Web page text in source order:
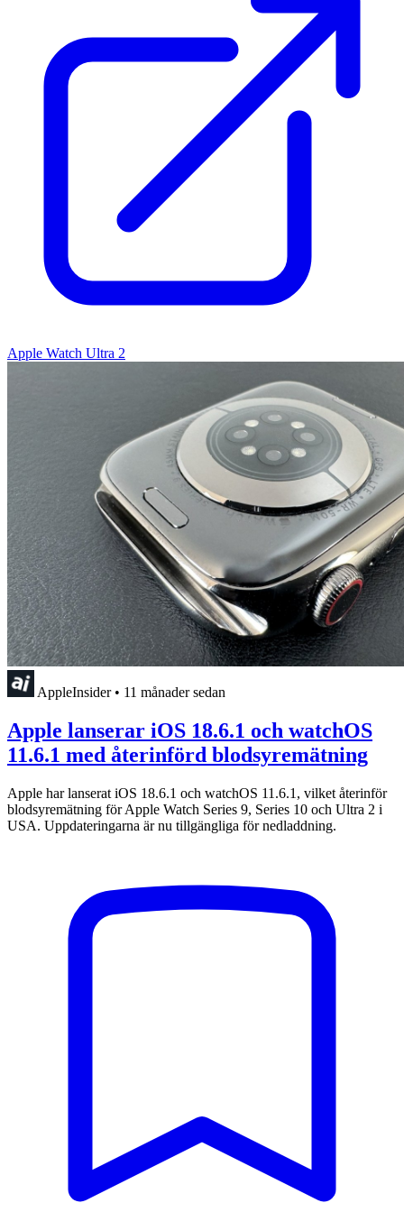
Apple Watch Ultra 2
AppleInsider • 11 månader sedan
Apple lanserar iOS 18.6.1 och watchOS
11.6.1 med återinförd blodsyremätning
Apple har lanserat iOS 18.6.1 och watchOS 11.6.1, vilket återinför
blodsyremätning för Apple Watch Series 9, Series 10 och Ultra 2 i
USA. Uppdateringarna är nu tillgängliga för nedladdning.